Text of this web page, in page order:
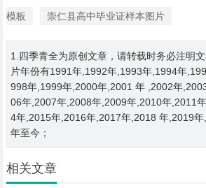
模板 崇仁县高中毕业证样本图片
1.四季青全为原创文章，请转载时务必注明
片年份有1991年,1992年,1993年,1994年
998年,1999年,2000年,2001 年 ,2002年
06年,2007年,2008年,2009年,2010年,2011
4年,2015年,2016年,2017年,2018 年,2019
年至今；
相关文章